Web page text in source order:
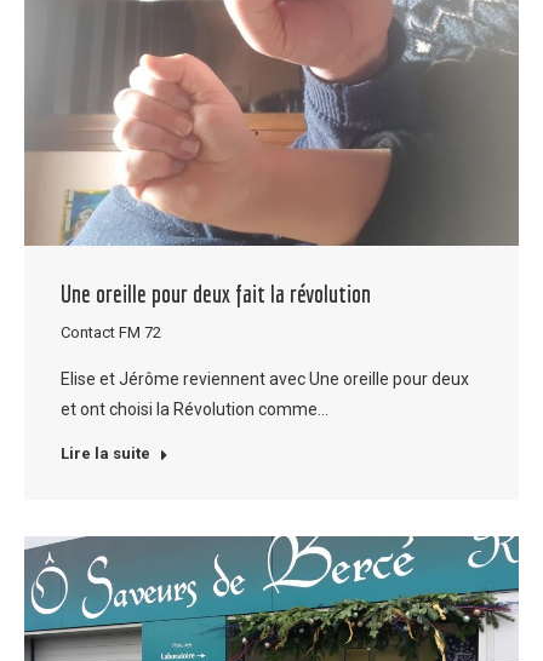
Une oreille pour deux fait la révolution
Contact FM 72
Elise et Jérôme reviennent avec Une oreille pour deux
et ont choisi la Révolution comme…
Lire la suite